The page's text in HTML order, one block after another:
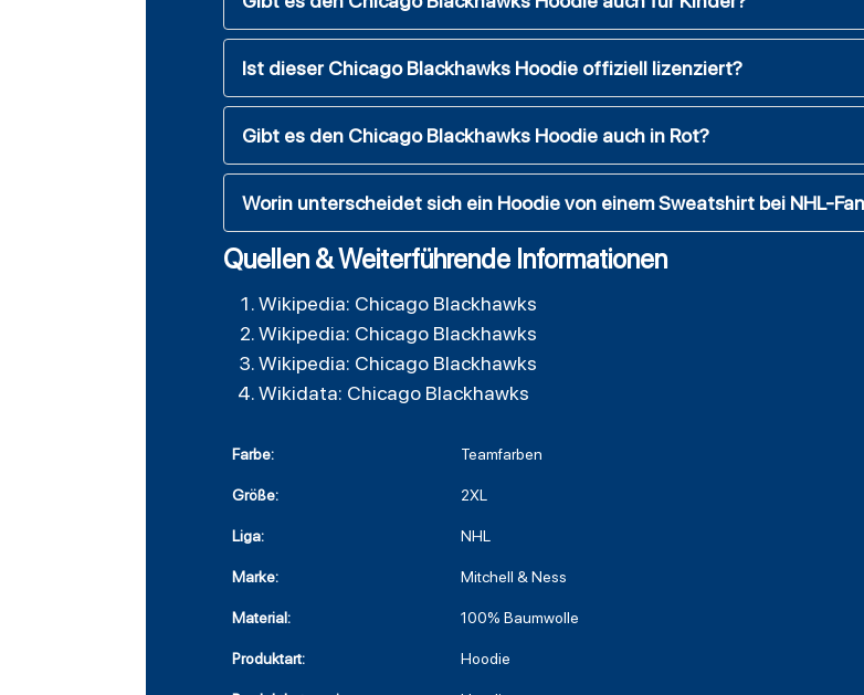
Ist dieser Chicago Blackhawks Hoodie offiziell lizenziert?
Gibt es den Chicago Blackhawks Hoodie auch in Rot?
Worin unterscheidet sich ein Hoodie von einem Sweatshirt bei NHL-
Quellen & Weiterführende Informationen
Wikipedia: Chicago Blackhawks
Wikipedia: Chicago Blackhawks
Wikipedia: Chicago Blackhawks
Wikidata: Chicago Blackhawks
Farbe: Teamfarben
Größe: 2XL
Liga: NHL
Marke: Mitchell & Ness
Material: 100% Baumwolle
Produktart: Hoodie